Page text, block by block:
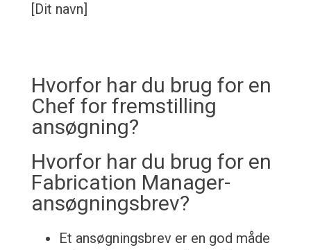
[Dit navn]
Hvorfor har du brug for en
Chef for fremstilling
ansøgning?
Hvorfor har du brug for en
Fabrication Manager-
ansøgningsbrev?
Et ansøgningsbrev er en god måde